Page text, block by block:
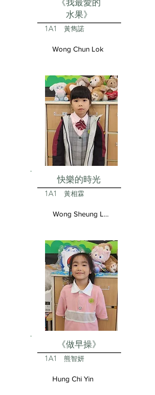
水果》
1A1 黃雋諾
Wong Chun Lok
快樂的時光
1A1 黃相霖
Wong Sheung Lam
《做早操》
1A1 熊智妍
Hung Chi Yin